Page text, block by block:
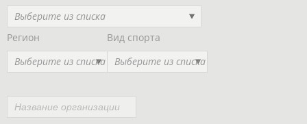
Выберите из списка
Регион
Выберите из списка
Вид спорта
Выберите из списка